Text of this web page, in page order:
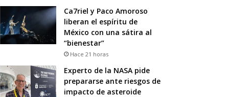
Ca7riel y Paco Amoroso
liberan el espíritu de
México con una sátira al
“bienestar”
Hace 21 horas
Experto de la NASA pide
prepararse ante riesgos de
impacto de asteroide